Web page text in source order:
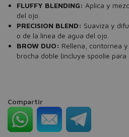
FLUFFY BLENDING: Aplica y
del ojo.
PRECISION BLEND: Suaviza y
o de la línea de agua del ojo.
BROW DUO: Rellena, contornea
brocha doble (incluye spoolie
Compartir